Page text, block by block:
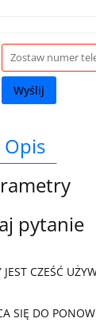
Wyślij
Opis
pytanie
CZEŚĆ
SIĘ DO